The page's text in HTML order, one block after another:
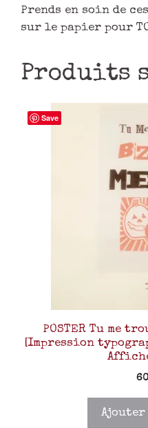
Prends en soin de
sur le papier pour
Produits
Save
POSTER Tu me
[Impression